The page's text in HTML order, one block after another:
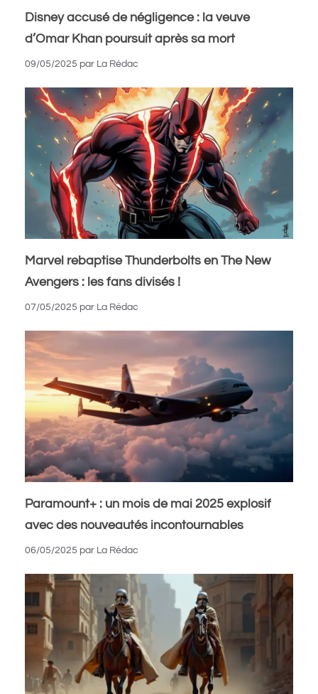
Disney accusé de négligence : la veuve
d’Omar Khan poursuit après sa mort
09/05/2025 par La Rédac
Marvel rebaptise Thunderbolts en The New
Avengers : les fans divisés !
07/05/2025 par La Rédac
Paramount+ : un mois de mai 2025 explosif
avec des nouveautés incontournables
06/05/2025 par La Rédac